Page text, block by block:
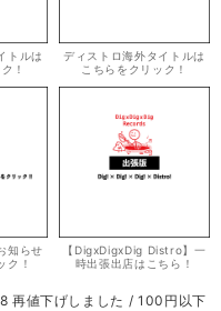
トルは
！
ディストロ海外タイトルは
こちらをクリック！
知らせ
ク！
【DigxDigxDig Distro】一
時出張出店はこちら！
再値下げしました / 100円以下